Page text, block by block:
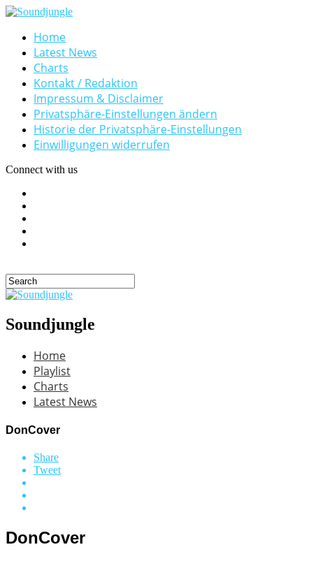
Home
Latest News
Charts
Kontakt / Redaktion
Impressum & Disclaimer
Privatsphäre-Einstellungen ändern
Historie der Privatsphäre-Einstellungen
Einwilligungen widerrufen
Connect with us
Soundjungle
Home
Playlist
Charts
Latest News
DonCover
Share
Tweet
DonCover